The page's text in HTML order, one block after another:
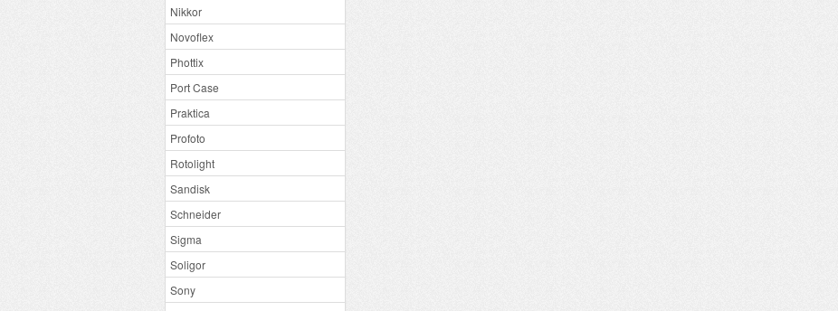
Nikkor
Novoflex
Phottix
Port Case
Praktica
Profoto
Rotolight
Sandisk
Schneider
Sigma
Soligor
Sony